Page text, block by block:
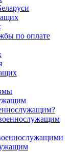
по оплате